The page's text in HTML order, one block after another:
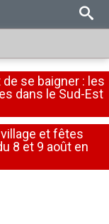
se baigner : les
dans le Sud-Est
et fêtes
8 et 9 août en